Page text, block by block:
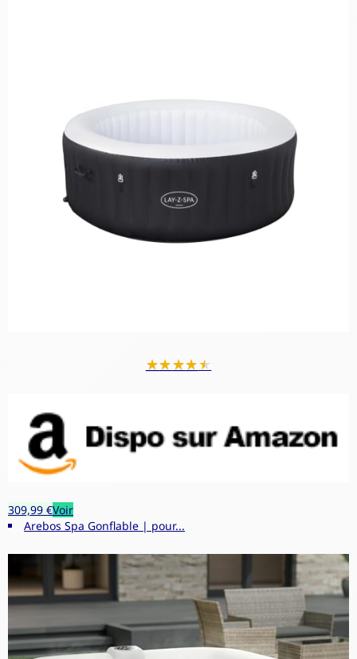
★★★★★
309,99 €Voir
Arebos Spa Gonflable | pour...